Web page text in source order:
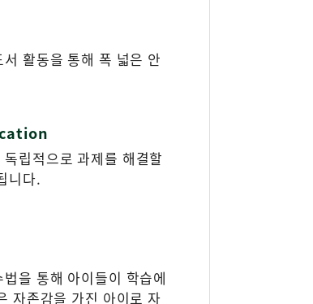
활동을 통해 폭 넓은 안
립적으로 과제를 해결할
니다.
을 통해 아이들이 학습에
자존감을 가진 아이로 자